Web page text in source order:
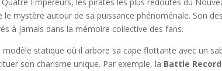
Empereurs, les pirates les plus redoutés du
le mystère autour de sa puissance phénoménale. Son
à jamais dans la mémoire collective des fans.
modèle statique où il arbore sa cape flottante avec un
son charisme unique. Par exemple, la Battle